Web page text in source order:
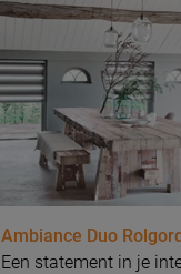
Ambiance Duo
Een statement in je